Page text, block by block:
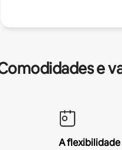
e
A flexibilidade